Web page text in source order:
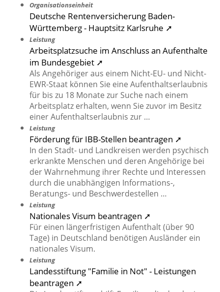
Organisationseinheit
Deutsche Rentenversicherung Baden-
Württemberg - Hauptsitz Karlsruhe ➚
Leistung
Arbeitsplatzsuche im Anschluss an Aufenthalte
im Bundesgebiet ➚
Als Angehöriger aus einem Nicht-EU- und Nicht-
EWR-Staat können Sie eine Aufenthaltserlaubnis
für bis zu 18 Monate zur Suche nach einem
Arbeitsplatz erhalten, wenn Sie zuvor im Besitz
einer Aufenthaltserlaubnis zur …
Leistung
Förderung für IBB-Stellen beantragen ➚
In den Stadt- und Landkreisen werden psychisch
erkrankte Menschen und deren Angehörige bei
der Wahrnehmung ihrer Rechte und Interessen
durch die unabhängigen Informations-,
Beratungs- und Beschwerdestellen …
Leistung
Nationales Visum beantragen ➚
Für einen längerfristigen Aufenthalt (über 90
Tage) in Deutschland benötigen Ausländer ein
nationales Visum.
Leistung
Landesstiftung "Familie in Not" - Leistungen
beantragen ➚